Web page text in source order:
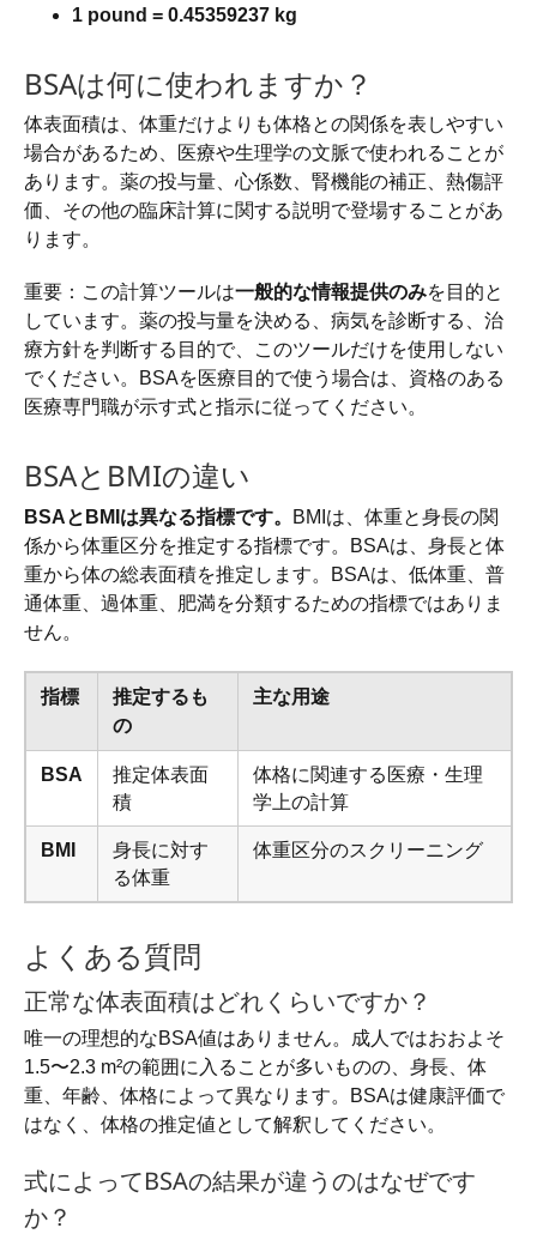
1 pound = 0.45359237 kg
BSAは何に使われますか？
体表面積は、体重だけよりも体格との関係を表しやすい
場合があるため、医療や生理学の文脈で使われることが
あります。薬の投与量、心係数、腎機能の補正、熱傷評
価、その他の臨床計算に関する説明で登場することがあ
ります。
重要：この計算ツールは一般的な情報提供のみを目的と
しています。薬の投与量を決める、病気を診断する、治
療方針を判断する目的で、このツールだけを使用しない
でください。BSAを医療目的で使う場合は、資格のある
医療専門職が示す式と指示に従ってください。
BSAとBMIの違い
BSAとBMIは異なる指標です。
BMIは、体重と身長の関
係から体重区分を推定する指標です。BSAは、身長と体
重から体の総表面積を推定します。BSAは、低体重、普
通体重、過体重、肥満を分類するための指標ではありま
せん。
指標
推定するも
の
主な用途
BSA
推定体表面
積
体格に関連する医療・生理
学上の計算
BMI
身長に対す
る体重
体重区分のスクリーニング
よくある質問
正常な体表面積はどれくらいですか？
唯一の理想的なBSA値はありません。成人ではおおよそ
1.5〜2.3 m²の範囲に入ることが多いものの、身長、体
重、年齢、体格によって異なります。BSAは健康評価で
はなく、体格の推定値として解釈してください。
式によってBSAの結果が違うのはなぜです
か？